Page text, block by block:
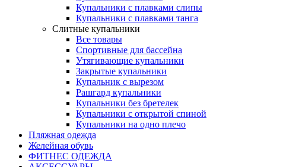
Купальники с плавками слипы
Купальники с плавками танга
Слитные купальники
Все товары
Спортивные для бассейна
Утягивающие купальники
Закрытые купальники
Купальник с вырезом
Рашгард купальники
Купальники без бретелек
Купальники с открытой спиной
Купальники на одно плечо
Пляжная одежда
Желейная обувь
ФИТНЕС ОДЕЖДА